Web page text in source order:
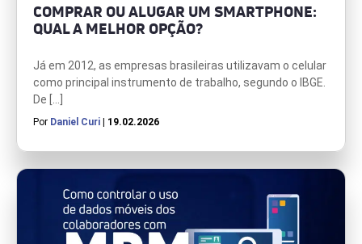
COMPRAR OU ALUGAR UM SMARTPHONE:
QUAL A MELHOR OPÇÃO?
Já em 2012, as empresas brasileiras utilizavam o celular
como principal instrumento de trabalho, segundo o IBGE.
De […]
Por Daniel Curi | 19.02.2026